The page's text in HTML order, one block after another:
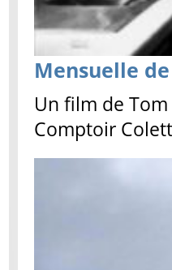
Mensuelle
Un film de
Comptoir